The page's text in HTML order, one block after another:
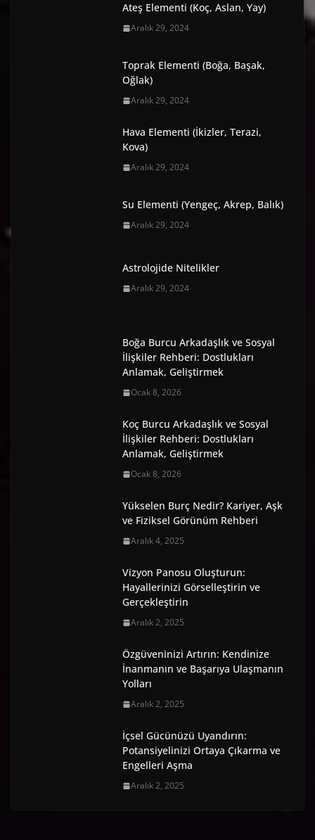
Ateş Elementi (Koç, Aslan, Yay)
Aralık 29, 2024
Toprak Elementi (Boğa, Başak,
Oğlak)
Aralık 29, 2024
Hava Elementi (İkizler, Terazi,
Kova)
Aralık 29, 2024
Su Elementi (Yengeç, Akrep, Balık)
Aralık 29, 2024
Astrolojide Nitelikler
Aralık 29, 2024
Boğa Burcu Arkadaşlık ve Sosyal
İlişkiler Rehberi: Dostlukları
Anlamak, Geliştirmek
Ocak 8, 2026
Koç Burcu Arkadaşlık ve Sosyal
İlişkiler Rehberi: Dostlukları
Anlamak, Geliştirmek
Ocak 8, 2026
Yükselen Burç Nedir? Kariyer, Aşk
ve Fiziksel Görünüm Rehberi
Aralık 4, 2025
Vizyon Panosu Oluşturun:
Hayallerinizi Görselleştirin ve
Gerçekleştirin
Aralık 2, 2025
Özgüveninizi Artırın: Kendinize
İnanmanın ve Başarıya Ulaşmanın
Yolları
Aralık 2, 2025
İçsel Gücünüzü Uyandırın:
Potansiyelinizi Ortaya Çıkarma ve
Engelleri Aşma
Aralık 2, 2025